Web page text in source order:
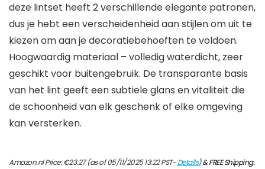
deze lintset heeft 2 verschillende elegante patronen,
dus je hebt een verscheidenheid aan stijlen om uit te
kiezen om aan je decoratiebehoeften te voldoen.
Hoogwaardig materiaal – volledig waterdicht, zeer
geschikt voor buitengebruik. De transparante basis
van het lint geeft een subtiele glans en vitaliteit die
de schoonheid van elk geschenk of elke omgeving
kan versterken.
Amazon.nl Price:€23.27(as of 05/11/2025 13:22 PST-Details)&FREE Shipping.